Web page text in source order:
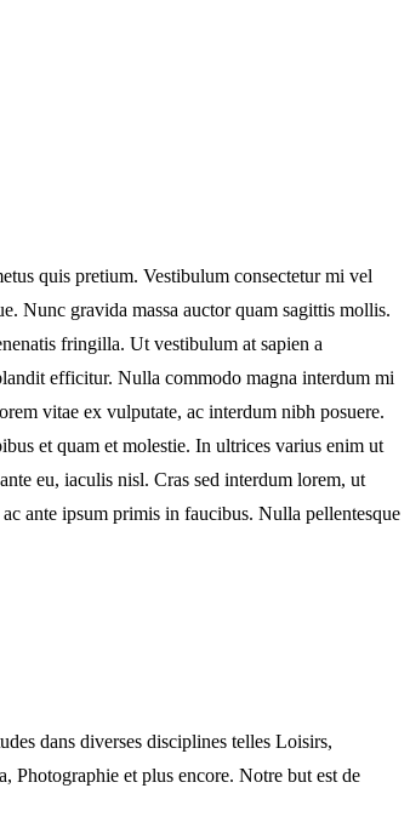
quis pretium. Vestibulum consectetur mi vel
Nunc gravida massa auctor quam sagittis mollis.
fringilla. Ut vestibulum at sapien a
efficitur. Nulla commodo magna interdum mi
vitae ex vulputate, ac interdum nibh posuere.
et quam et molestie. In ultrices varius enim ut
eu, iaculis nisl. Cras sed interdum lorem, ut
ante ipsum primis in faucibus. Nulla pellentesque
dans diverses disciplines telles Loisirs,
Photographie et plus encore. Notre but est de